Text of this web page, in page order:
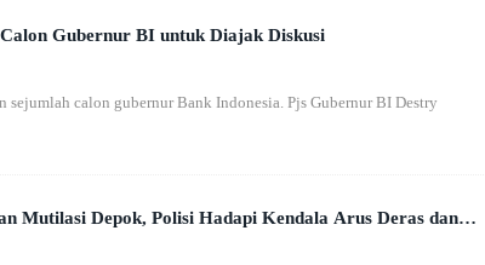
Gubernur BI untuk Diajak Diskusi
sejumlah calon gubernur Bank Indonesia. Pjs Gubernur BI Destry
Mutilasi Depok, Polisi Hadapi Kendala Arus Deras dan